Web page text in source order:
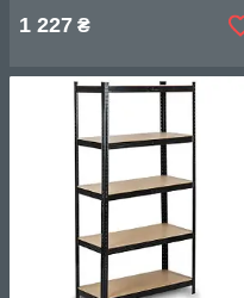
1 227 ₴